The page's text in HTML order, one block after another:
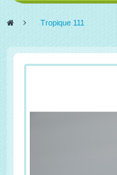
Toggle
> Tropique 111